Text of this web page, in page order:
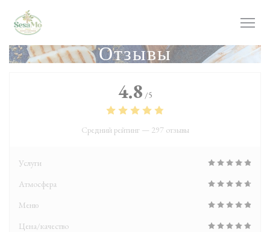
Панель управления cookies
Отзывы
4.8 /5
Средний рейтинг — 297 отзывы
Услуги
Атмосфера
Меню
Цена/качество